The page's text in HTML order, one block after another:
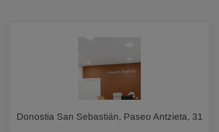
Donostia San Sebastián, Paseo Antzieta, 31